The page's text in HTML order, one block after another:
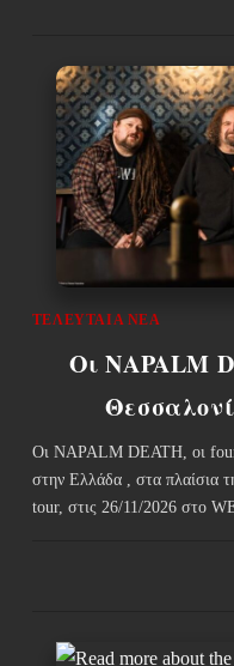
ΤΕΛΕΥΤΑΊΑ ΝΈΑ
Οι NAPALM
Οι NAPALM DEATH, οι
στην Ελλάδα , στα πλαίσια
tour, στις 26/11/2026 στο